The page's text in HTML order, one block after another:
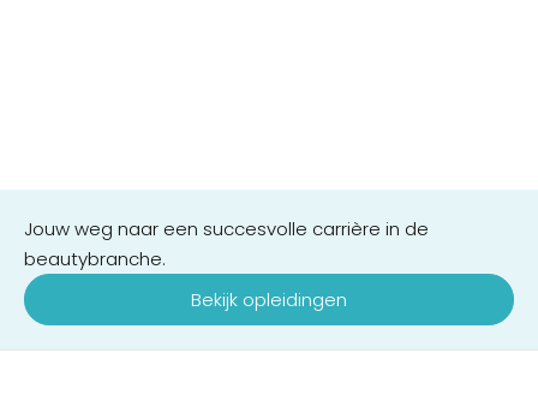
Jouw weg naar een succesvolle carrière in de
beautybranche.
Bekijk opleidingen